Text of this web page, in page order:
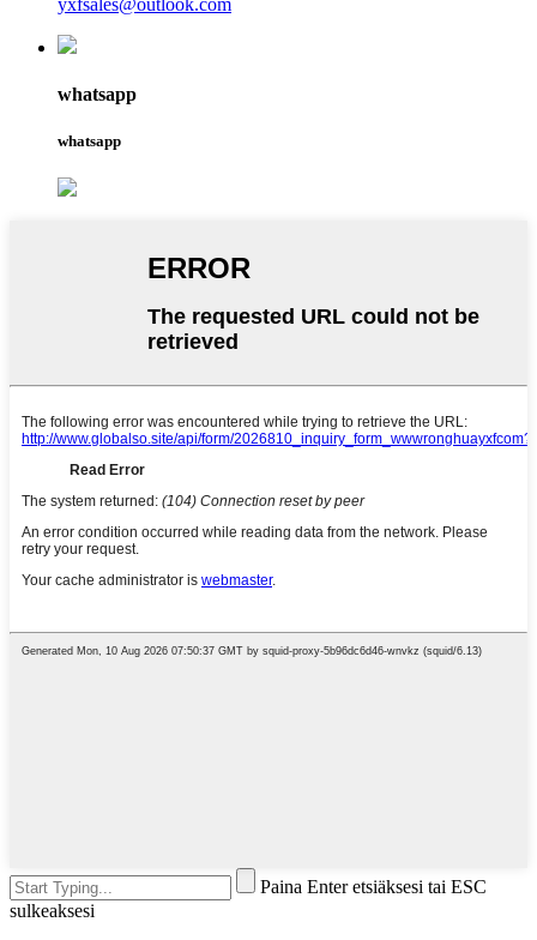
whatsapp
whatsapp
Paina Enter etsiäksesi tai ESC
sulkeaksesi